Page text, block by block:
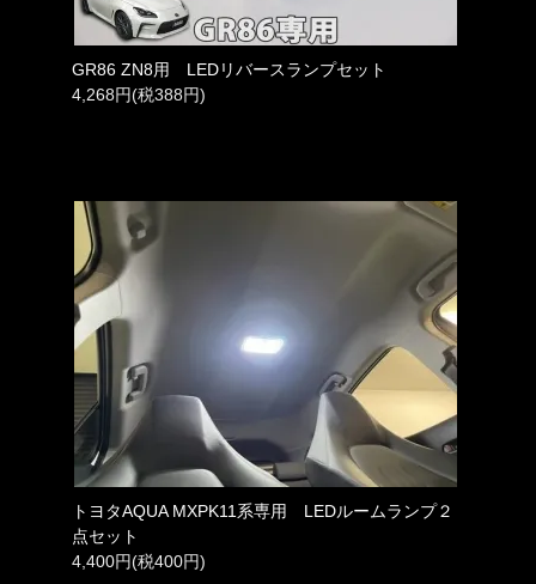
GR86 ZN8用 LEDリバースランプセット
4,268円(税388円)
トヨタAQUA MXPK11系専用 LEDルームランプ２
点セット
4,400円(税400円)